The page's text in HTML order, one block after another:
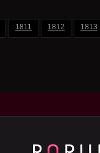
1811 1812 1813